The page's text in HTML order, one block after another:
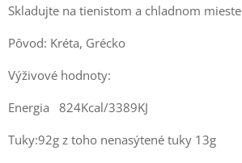
Skladujte na tienistom a chladnom mieste
Pôvod: Kréta, Grécko
Výživové hodnoty:
Energia 824Kcal/3389KJ
Tuky:92g z toho nenasýtené tuky 13g